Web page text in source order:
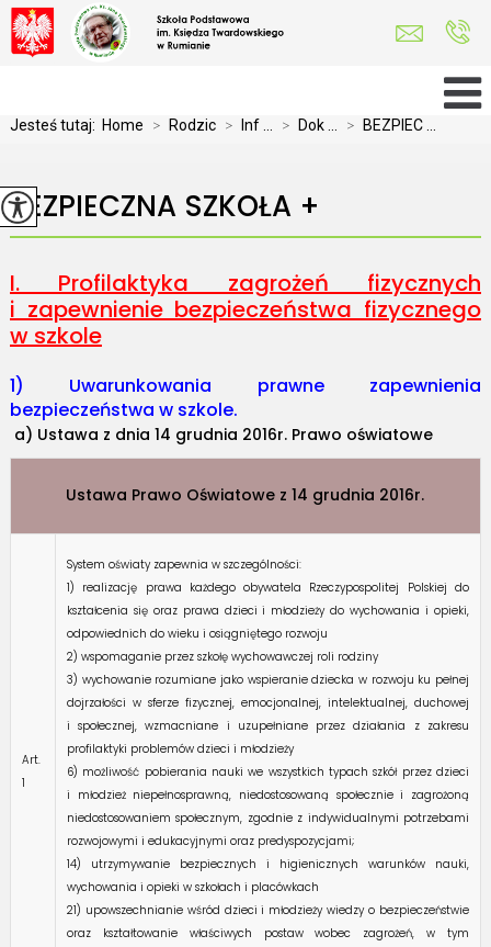
Jesteś tutaj: Home > Rodzic > Inf ... > Dok ... > BEZPIEC ...
BEZPIECZNA SZKOŁA +
I. Profilaktyka zagrożeń fizycznych
i zapewnienie bezpieczeństwa fizycznego
w szkole
1) Uwarunkowania prawne zapewnienia
bezpieczeństwa w szkole.
a) Ustawa z dnia 14 grudnia 2016r. Prawo oświatowe
Ustawa Prawo Oświatowe z 14 grudnia 2016r.
Art.
1
System oświaty zapewnia w szczególności:
1) realizację prawa każdego obywatela Rzeczypospolitej Polskiej do
kształcenia się oraz prawa dzieci i młodzieży do wychowania i opieki,
odpowiednich do wieku i osiągniętego rozwoju
2) wspomaganie przez szkołę wychowawczej roli rodziny
3) wychowanie rozumiane jako wspieranie dziecka w rozwoju ku pełnej
dojrzałości w sferze fizycznej, emocjonalnej, intelektualnej, duchowej
i społecznej, wzmacniane i uzupełniane przez działania z zakresu
profilaktyki problemów dzieci i młodzieży
6) możliwość pobierania nauki we wszystkich typach szkół przez dzieci
i młodzież niepełnosprawną, niedostosowaną społecznie i zagrożoną
niedostosowaniem społecznym, zgodnie z indywidualnymi potrzebami
rozwojowymi i edukacyjnymi oraz predyspozycjami;
14) utrzymywanie bezpiecznych i higienicznych warunków nauki,
wychowania i opieki w szkołach i placówkach
21) upowszechnianie wśród dzieci i młodzieży wiedzy o bezpieczeństwie
oraz kształtowanie właściwych postaw wobec zagrożeń, w tym